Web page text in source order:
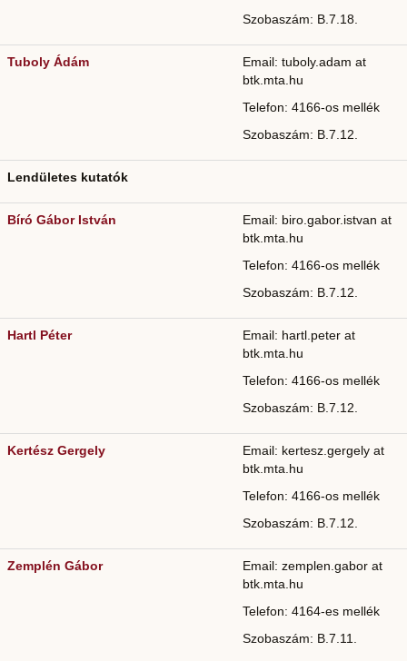
Szobaszám: B.7.18.
Tuboly Ádám
Email: tuboly.adam at
btk.mta.hu
Telefon: 4166-os mellék
Szobaszám: B.7.12.
Lendületes kutatók
Bíró Gábor István
Email: biro.gabor.istvan at
btk.mta.hu
Telefon: 4166-os mellék
Szobaszám: B.7.12.
Hartl Péter
Email: hartl.peter at
btk.mta.hu
Telefon: 4166-os mellék
Szobaszám: B.7.12.
Kertész Gergely
Email: kertesz.gergely at
btk.mta.hu
Telefon: 4166-os mellék
Szobaszám: B.7.12.
Zemplén Gábor
Email: zemplen.gabor at
btk.mta.hu
Telefon: 4164-es mellék
Szobaszám: B.7.11.